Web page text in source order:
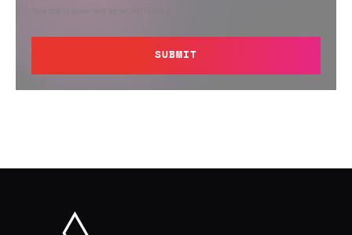
This site is protected by reCAPTCHA.
SUBMIT